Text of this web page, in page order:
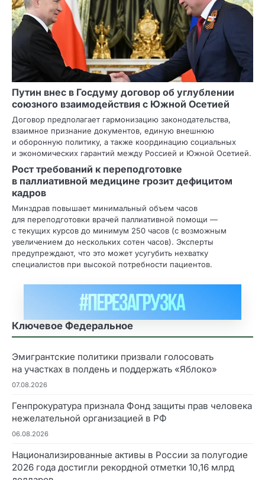
Путин внес в Госдуму договор об углублении
союзного взаимодействия с Южной Осетией
Договор предполагает гармонизацию законодательства,
взаимное признание документов, единую внешнюю
и оборонную политику, а также координацию социальных
и экономических гарантий между Россией и Южной Осетией.
Рост требований к переподготовке
в паллиативной медицине грозит дефицитом
кадров
Минздрав повышает минимальный объем часов
для переподготовки врачей паллиативной помощи —
с текущих курсов до минимум 250 часов (с возможным
увеличением до нескольких сотен часов). Эксперты
предупреждают, что это может усугубить нехватку
специалистов при высокой потребности пациентов.
Ключевое Федеральное
Эмигрантские политики призвали голосовать
на участках в полдень и поддержать «Яблоко»
07.08.2026
Генпрокуратура признала Фонд защиты прав человека
нежелательной организацией в РФ
06.08.2026
Национализированные активы в России за полугодие
2026 года достигли рекордной отметки 10,16 млрд